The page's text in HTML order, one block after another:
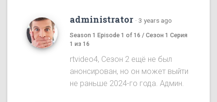
administrator · 3 years ago
Season 1 Episode 1 of 16 / Сезон 1 Серия
1 из 16
rtvideo4, Сезон 2 ещё не был
анонсирован, но он может выйти
не раньше 2024-го года. Админ.